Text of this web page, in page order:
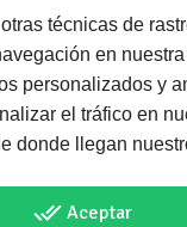
técnicas de
en
personalizados y
el tráfico en
donde llegan
done_all Aceptar